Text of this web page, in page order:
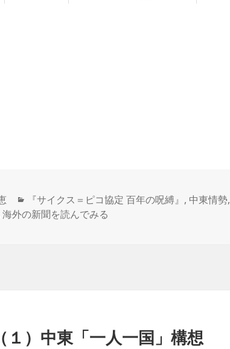
カ
テ
『サイクス＝ピコ協定 百年の呪縛』 , 中東情勢,
海外の新聞を読んでみる
１）中東「一人一国」構想